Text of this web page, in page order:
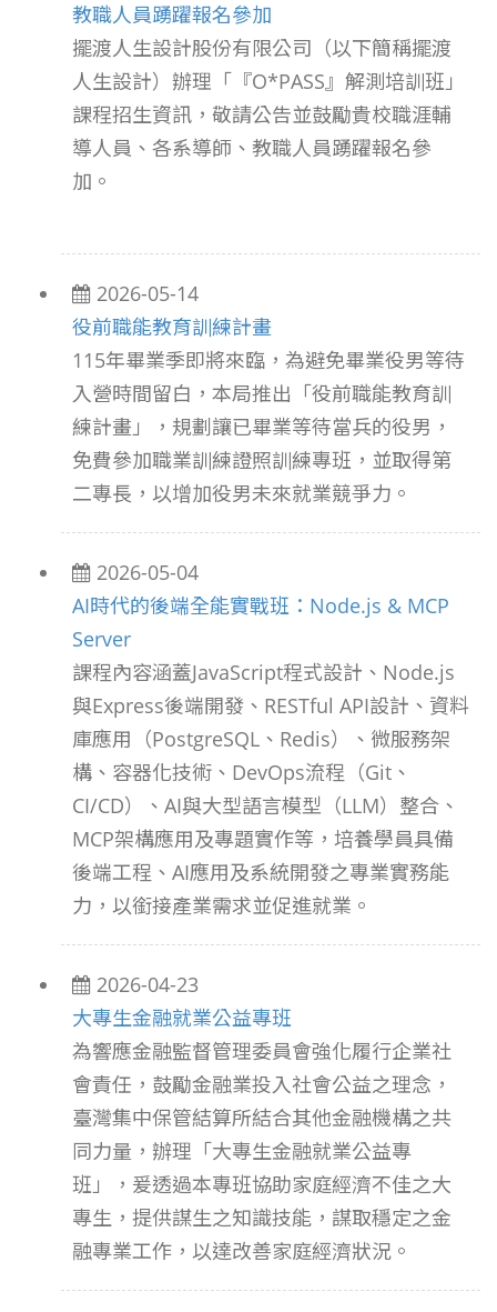
教職人員踴躍報名參加
擺渡人生設計股份有限公司（以下簡稱擺渡
人生設計）辦理「『O*PASS』解測培訓班」
課程招生資訊，敬請公告並鼓勵貴校職涯輔
導人員、各系導師、教職人員踴躍報名參
加。
2026-05-14
役前職能教育訓練計畫
115年畢業季即將來臨，為避免畢業役男等待
入營時間留白，本局推出「役前職能教育訓
練計畫」，規劃讓已畢業等待當兵的役男，
免費參加職業訓練證照訓練專班，並取得第
二專長，以增加役男未來就業競爭力。
2026-05-04
AI時代的後端全能實戰班：Node.js & MCP
Server
課程內容涵蓋JavaScript程式設計、Node.js
與Express後端開發、RESTful API設計、資料
庫應用（PostgreSQL、Redis）、微服務架
構、容器化技術、DevOps流程（Git、
CI/CD）、AI與大型語言模型（LLM）整合、
MCP架構應用及專題實作等，培養學員具備
後端工程、AI應用及系統開發之專業實務能
力，以銜接產業需求並促進就業。
2026-04-23
大專生金融就業公益專班
為響應金融監督管理委員會強化履行企業社
會責任，鼓勵金融業投入社會公益之理念，
臺灣集中保管結算所結合其他金融機構之共
同力量，辦理「大專生金融就業公益專
班」，爰透過本專班協助家庭經濟不佳之大
專生，提供謀生之知識技能，謀取穩定之金
融專業工作，以達改善家庭經濟狀況。